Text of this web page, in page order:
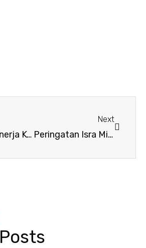
Penilaian Kinerja Kepala Sekolah (PKKS) Tahun 2023/2024
Next
Peringatan Isra Mi’raj SMA PGRI 2 Banjarmasin